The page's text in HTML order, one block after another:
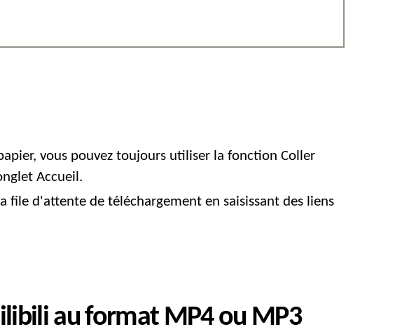
vous pouvez toujours utiliser la fonction Coller
Accueil.
file d'attente de téléchargement en saisissant des liens
au format MP4 ou MP3